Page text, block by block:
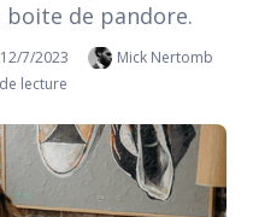
de pandore.
12/7/2023
Mick Nertomb
lecture